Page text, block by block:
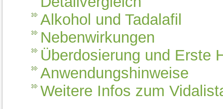
Alkohol und Tadalafil
Nebenwirkungen
Überdosierung und Erste
Anwendungshinweise
Weitere Infos zum